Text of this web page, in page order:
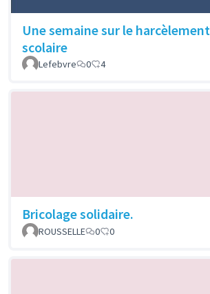
Une semaine sur le harcèlement
scolaire
Lefebvre 0 4
Bricolage solidaire.
ROUSSELLE
0 0